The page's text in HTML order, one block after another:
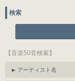
検索
【音楽50音検索】
アーティスト名